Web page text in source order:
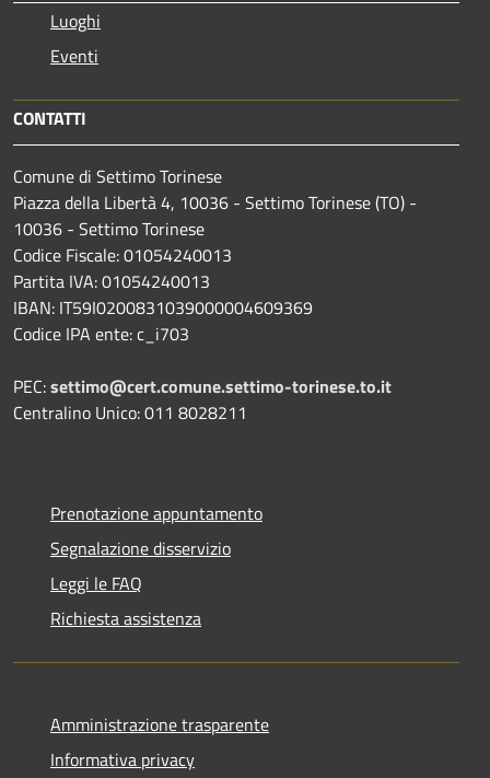
Luoghi
Eventi
CONTATTI
Comune di Settimo Torinese
Piazza della Libertà 4, 10036 - Settimo Torinese (TO) -
10036 - Settimo Torinese
Codice Fiscale: 01054240013
Partita IVA: 01054240013
IBAN: IT59I0200831039000004609369
Codice IPA ente: c_i703
PEC:settimo@cert.comune.settimo-torinese.to.it
Centralino Unico: 011 8028211
Prenotazione appuntamento
Segnalazione disservizio
Leggi le FAQ
Richiesta assistenza
Amministrazione trasparente
Informativa privacy